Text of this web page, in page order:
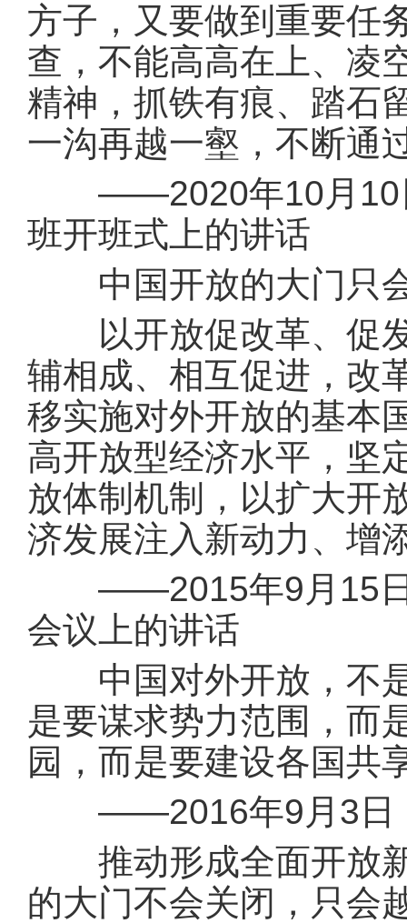
方子，又要做到重要任
查，不能高高在上、凌
精神，抓铁有痕、踏石
一沟再越一壑，不断通
——2020年10月10日
班开班式上的讲话
中国开放的大门只
以开放促改革、促发
辅相成、相互促进，改
移实施对外开放的基本
高开放型经济水平，坚
放体制机制，以扩大开
济发展注入新动力、增
——2015年9月15日
会议上的讲话
中国对外开放，不是
是要谋求势力范围，而
园，而是要建设各国共
——2016年9月3日，
推动形成全面开放新
的大门不会关闭，只会